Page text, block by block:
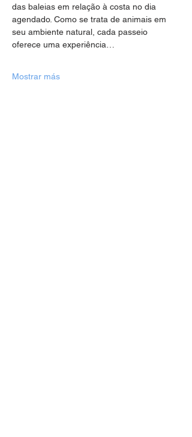
das baleias em relação à costa no dia
agendado. Como se trata de animais em
seu ambiente natural, cada passeio
oferece uma experiência…
Mostrar más